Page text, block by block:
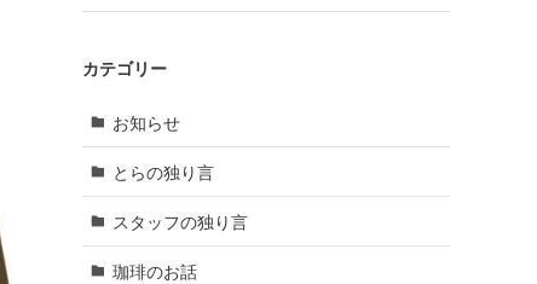
カテゴリー
お知らせ
とらの独り言
スタッフの独り言
珈琲のお話